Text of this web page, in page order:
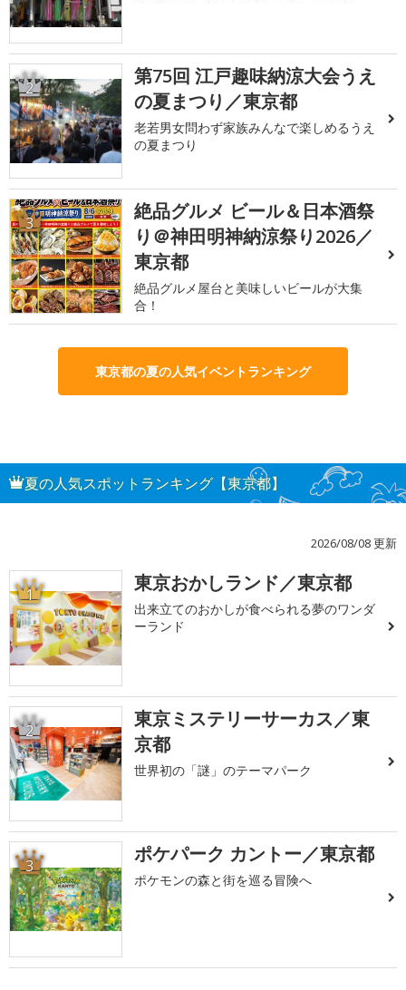
2
第75回 江戸趣味納涼大会うえ
の夏まつり／東京都
老若男女問わず家族みんなで楽しめるうえ
の夏まつり
3
絶品グルメ ビール＆日本酒祭
り＠神田明神納涼祭り2026／
東京都
絶品グルメ屋台と美味しいビールが大集
合！
東京都の夏の人気イベントランキング
夏の人気スポットランキング【東京都】
2026/08/08 更新
1 東京おかしランド／東京都
出来立てのおかしが食べられる夢のワンダ
ーランド
2
東京ミステリーサーカス／東
京都
世界初の「謎」のテーマパーク
3 ポケパーク カントー／東京都
ポケモンの森と街を巡る冒険へ